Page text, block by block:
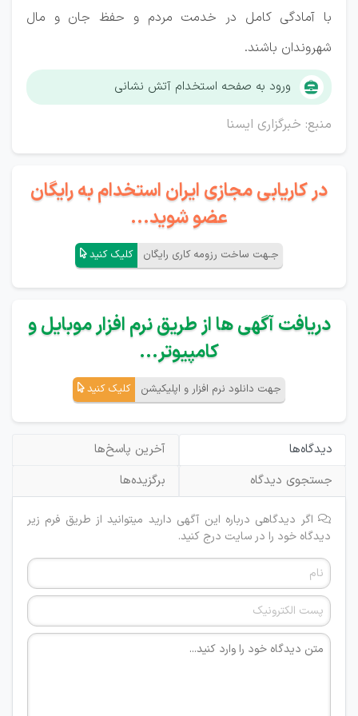
با آمادگی کامل در خدمت مردم و حفظ جان و مال
شهروندان باشند.
ورود به صفحه استخدام آتش نشانی
منبع: خبرگزاری ایسنا
در کاریابی مجازی ایران استخدام به رایگان
عضو شوید...
جـهت ساخت رزومه کاری رایگان کلیک کنید
دریافت آگهی ها از طریق نرم افزار موبایل و
کامپیوتر...
جهت دانلود نرم افزار و اپلیکیشن کلیک کنید
دیدگاه‌ها
آخرین پاسخ‌ها
جستجوی دیدگاه
برگزیده‌ها
اگر دیدگاهی درباره این آگهی دارید میتوانید از طریق فرم زیر
دیدگاه خود را در سایت درج کنید.